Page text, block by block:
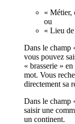
« Métier,
ou
« Lieu
Dans le champ
vous pouvez
« brasserie »
mot. Vous
directement sa
Dans le champ
saisir une
un continent.